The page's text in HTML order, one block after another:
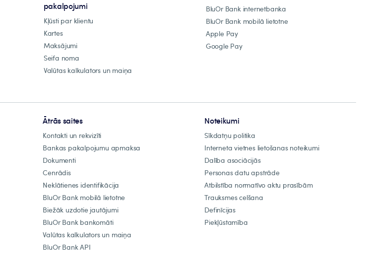
pakalpojumi
Kļūsti par klientu
Kartes
Maksājumi
Seifa noma
Valūtas kalkulators un maiņa
BluOr Bank internetbanka
BluOr Bank mobilā lietotne
Apple Pay
Google Pay
Ātrās saites
Kontakti un rekvizīti
Bankas pakalpojumu apmaksa
Dokumenti
Cenrādis
Neklātienes identifikācija
BluOr Bank mobilā lietotne
Biežāk uzdotie jautājumi
BluOr Bank bankomāti
Valūtas kalkulators un maiņa
BluOr Bank API
Noteikumi
Sīkdatņu politika
Interneta vietnes lietošanas noteikumi
Dalība asociācijās
Personas datu apstrāde
Atbilstība normatīvo aktu prasībām
Trauksmes celšana
Definīcijas
Piekļūstamība